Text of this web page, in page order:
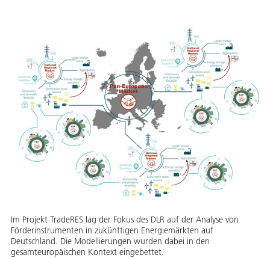
Im Projekt TradeRES lag der Fokus des DLR auf der Analyse von
Förderinstrumenten in zukünftigen Energiemärkten auf
Deutschland. Die Modellierungen wurden dabei in den
gesamteuropäischen Kontext eingebettet.